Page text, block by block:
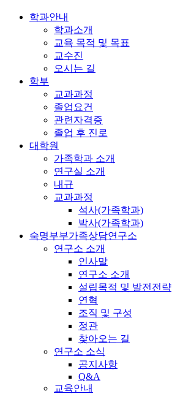
학과안내
학과소개
교육 목적 및 목표
교수진
오시는 길
학부
교과과정
졸업요건
관련자격증
졸업 후 진로
대학원
가족학과 소개
연구실 소개
내규
교과과정
석사(가족학과)
박사(가족학과)
숙명부부가족상담연구소
연구소 소개
인사말
연구소 소개
설립목적 및 발전전략
연혁
조직 및 구성
정관
찾아오는 길
연구소 소식
공지사항
Q&A
교육안내